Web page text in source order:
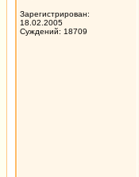
Зарегистрирован:
18.02.2005
Суждений: 18709